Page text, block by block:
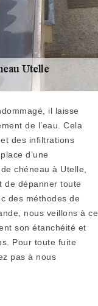
il laisse
de l’eau. Cela
des infiltrations
d’une
chéneau à Utelle,
de dépanner toute
des méthodes de
nous veillons à ce
son étanchéité et
Pour toute fuite
pas à nous